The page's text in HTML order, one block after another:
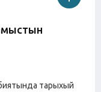
тарыхый